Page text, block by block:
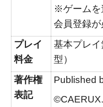
※ゲームを
会員登録
プレイ
料金
基本プレ
型）
著作権
表記
Published